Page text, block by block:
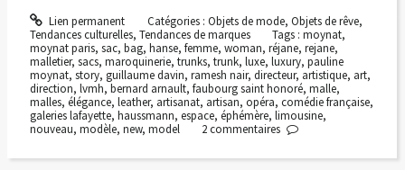
Lien permanent Catégories : Objets de mode, Objets de rêve,
Tendances culturelles, Tendances de marques Tags :moynat,
moynat paris, sac, bag, hanse, femme, woman, réjane, rejane,
malletier, sacs, maroquinerie, trunks, trunk, luxe, luxury, pauline
moynat, story, guillaume davin, ramesh nair, directeur, artistique, art,
direction, lvmh, bernard arnault, faubourg saint honoré, malle,
malles, élégance, leather, artisanat, artisan, opéra, comédie française,
galeries lafayette, haussmann, espace, éphémère, limousine,
nouveau, modèle, new, model 2commentaires